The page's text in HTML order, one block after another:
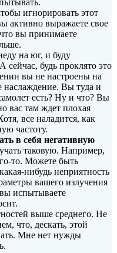
игнорировать этот
активно выражаете свое
вы принимаете
на юг, и буду
сейчас, будь проклято это
вы не настроены на
наслаждение. Вы туда и
есть? Ну и что? Вы
вас там ждет плохая
все наладится, как
частоту.
в себя негативную
таковую. Например,
то. Можете быть
нибудь неприятность
вашего излучения
испытываете
выше среднего. Не
что, дескать, этой
Мне нет нужды